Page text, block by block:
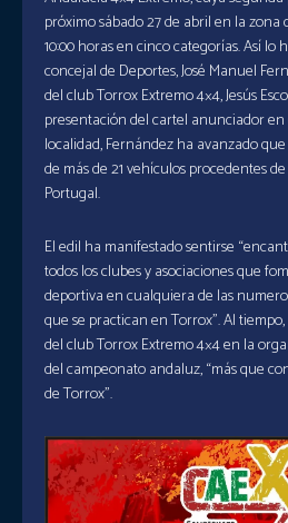
próximo sábado 27 de abril en la
10:00 horas en cinco categorías. Así lo
concejal de Deportes, José Manuel
del club Torrox Extremo 4×4, Jesús
presentación del cartel anunciador
localidad, Fernández ha avanzado
de más de 21 vehículos procedentes
Portugal.
El edil ha manifestado sentirse
todos los clubes y asociaciones que
deportiva en cualquiera de las
que se practican en Torrox”. Al
del club Torrox Extremo 4×4 en la
del campeonato andaluz, “más que
de Torrox”.